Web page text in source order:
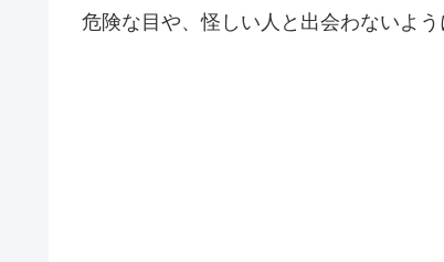
危険な目や、怪しい人と出会わないよ